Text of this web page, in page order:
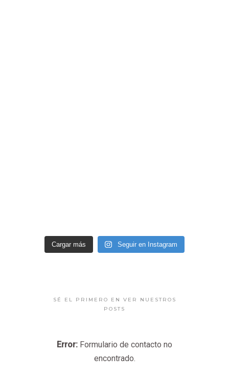
Cargar más Seguir en Instagram
SÉ EL PRIMERO EN VER NUESTROS
POSTS
Error: Formulario de contacto no
encontrado.